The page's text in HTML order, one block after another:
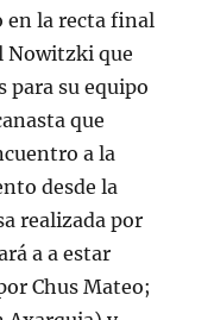
en la recta final
Nowitzki que
para su equipo
que
a la
desde la
realizada por
a a estar
Chus Mateo;